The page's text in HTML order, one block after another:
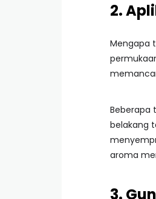
2.
Mengapa
Beberapa
belakang
aroma
3.